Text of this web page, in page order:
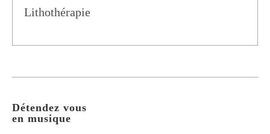
Post
Lithothérapie
Détendez vous
en musique